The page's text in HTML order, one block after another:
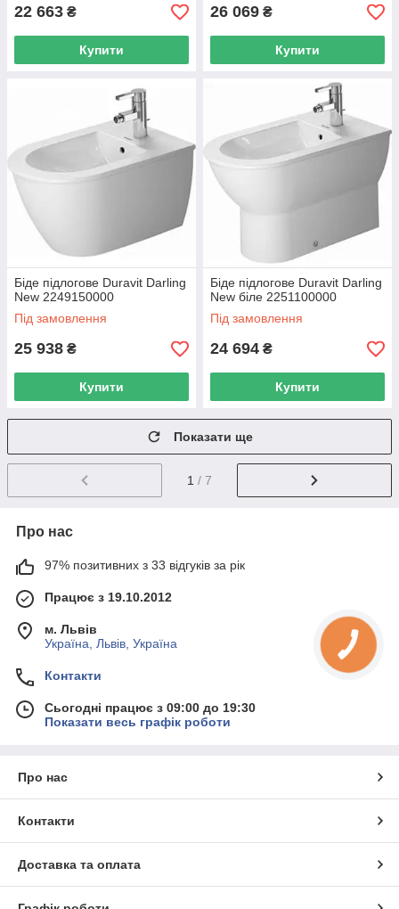
22 663 ₴
Купити
26 069 ₴
Купити
Біде підлогове Duravit Darling
New 2249150000
Під замовлення
25 938 ₴
Купити
Біде підлогове Duravit Darling
New біле 2251100000
Під замовлення
24 694 ₴
Купити
Показати ще
1 / 7
Про нас
97% позитивних з 33 відгуків за рік
Працює з 19.10.2012
м. Львів
Україна, Львів, Україна
Контакти
Сьогодні працює з 09:00 до 19:30
Показати весь графік роботи
Про нас
Контакти
Доставка та оплата